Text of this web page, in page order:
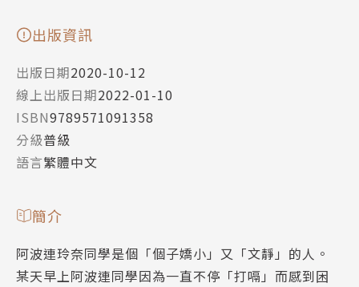
出版資訊
出版日期2020-10-12
線上出版日期2022-01-10
ISBN9789571091358
分級普級
語言繁體中文
簡介
阿波連玲奈同學是個「個子嬌小」又「文靜」的人。
某天早上阿波連同學因為一直不停「打嗝」而感到困